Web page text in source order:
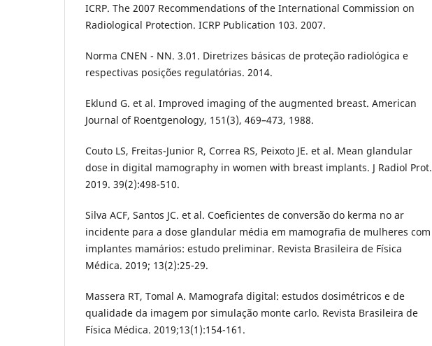
ICRP. The 2007 Recommendations of the International Commission on
Radiological Protection. ICRP Publication 103. 2007.
Norma CNEN - NN. 3.01. Diretrizes básicas de proteção radiológica e
respectivas posições regulatórias. 2014.
Eklund G. et al. Improved imaging of the augmented breast. American
Journal of Roentgenology, 151(3), 469–473, 1988.
Couto LS, Freitas-Junior R, Correa RS, Peixoto JE. et al. Mean glandular
dose in digital mamography in women with breast implants. J Radiol Prot.
2019. 39(2):498-510.
Silva ACF, Santos JC. et al. Coeficientes de conversão do kerma no ar
incidente para a dose glandular média em mamografia de mulheres com
implantes mamários: estudo preliminar. Revista Brasileira de Física
Médica. 2019; 13(2):25-29.
Massera RT, Tomal A. Mamografa digital: estudos dosimétricos e de
qualidade da imagem por simulação monte carlo. Revista Brasileira de
Física Médica. 2019;13(1):154-161.